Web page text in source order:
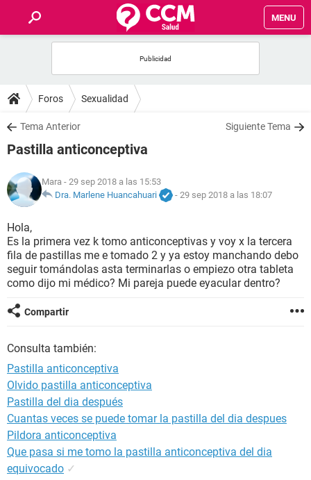
MENU
FOROS
SALUD
NUTRICIÓN
BIENESTAR
SEXUALIDAD
GLOSARIO
Foros Sexualidad
Tema Anterior Siguiente Tema
Pastilla anticonceptiva
Mara - 29 sep 2018 a las 15:53
Dra. Marlene Huancahuari
- 29 sep 2018 a las 18:07
Hola,
Es la primera vez k tomo anticonceptivas y voy x la tercera
fila de pastillas me e tomado 2 y ya estoy manchando debo
seguir tomándolas asta terminarlas o empiezo otra tableta
como dijo mi médico? Mi pareja puede eyacular dentro?
Compartir
Consulta también:
Pastilla anticonceptiva
Olvido pastilla anticonceptiva
Pastilla del dia después
Cuantas veces se puede tomar la pastilla del dia despues
Pildora anticonceptiva
Que pasa si me tomo la pastilla anticonceptiva del dia
equivocado ✓